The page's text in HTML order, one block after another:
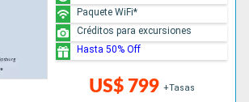
US$ 799 +Tasas
Paquete WiFi*
Créditos para excursiones
Hasta 50% Off